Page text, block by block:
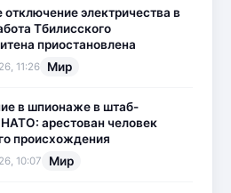
электричества в
Тбилисского
приостановлена
11:26 Мир
в шпионаже в штаб-
арестован человек
происхождения
10:07 Мир